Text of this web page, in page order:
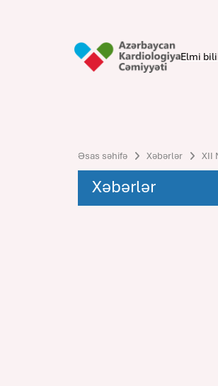
Elmi
Əsas səhifə Xəbərlər XII
Xəbərlər